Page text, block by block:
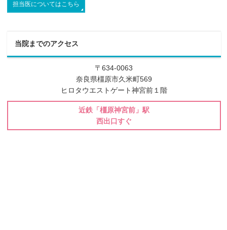
担当医についてはこちら
当院までのアクセス
〒634-0063
奈良県橿原市久米町569
ヒロタウエストゲート神宮前１階
近鉄「橿原神宮前」駅
西出口すぐ